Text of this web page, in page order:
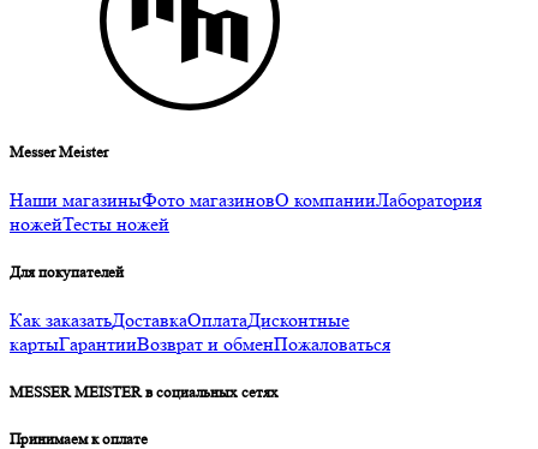
Messer Meister
Наши магазиныФото магазиновО компанииЛаборатория
ножейТесты ножей
Для покупателей
Как заказатьДоставкаОплатаДисконтные
картыГарантииВозврат и обменПожаловаться
MESSER MEISTER в социальных сетях
Принимаем к оплате